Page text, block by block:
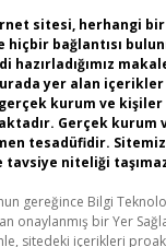
sitesi, herhangi
hiçbir bağlantısı
hazırladığımız
yer alan
kurum ve kişiler
Gerçek
tesadüfidir.
niteliği
gereğince Bilgi
onaylanmış bir Yer
sitedeki içerikleri